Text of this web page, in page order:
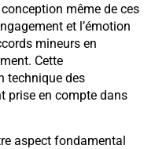
même de ces
et l’émotion
mineurs en
Cette
technique des
prise en compte dans
aspect fondamental